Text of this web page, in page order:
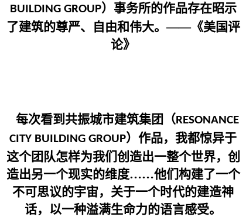
BUILDING GROUP）事务所的作品存在昭示
了建筑的尊严、自由和伟大。——《美国评
论》
每次看到共振城市建筑集团（ RESONANCE
CITY BUILDING GROUP）作品，我都惊异于
这个团队怎样为我们创造出一整个世界，创
造出另一个现实的维度……他们构建了一个
不可思议的宇宙，关于一个时代的建造神
话，以一种溢满生命力的语言感受。